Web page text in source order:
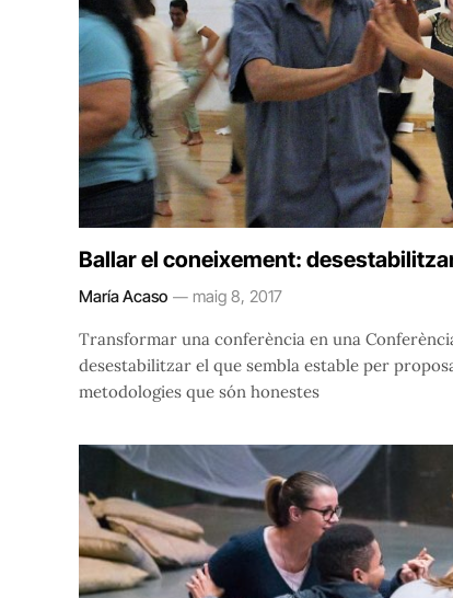
Ballar el coneixement:
María Acaso maig 8, 2017
Transformar una conferència en una
desestabilitzar el que sembla estable per
metodologies que són honestes